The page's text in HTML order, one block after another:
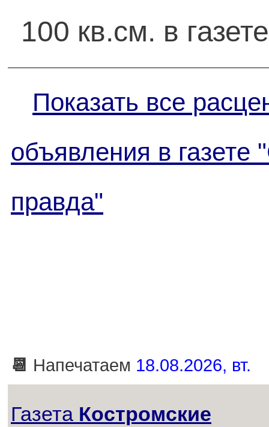
100 кв.см. в газете
Показать все
объявления в газете
правда"
📆 Напечатаем 18.08.2026, вт.
Газета Костромские